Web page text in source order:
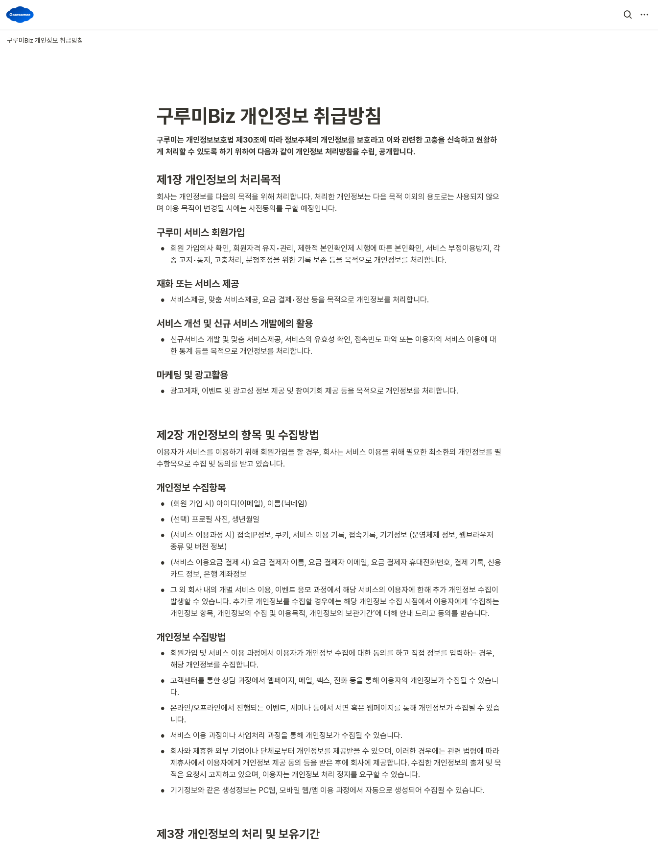
구루미Biz 개인정보 취급방침
구루미Biz 개인정보 취급방침
구루미는 개인정보보호법 제30조에 따라 정보주체의 개인정보를 보호라고 이와 관련한 고충을 신속하고 원활하
게 처리할 수 있도록 하기 위하여 다음과 같이 개인정보 처리방침을 수립, 공개합니다.
제1장 개인정보의 처리목적
회사는 개인정보를 다음의 목적을 위해 처리합니다. 처리한 개인정보는 다음 목적 이외의 용도로는 사용되지 않으
며 이용 목적이 변경될 시에는 사전동의를 구할 예정입니다.
구루미 서비스 회원가입
•
회원 가입의사 확인, 회원자격 유지•관리, 제한적 본인확인제 시행에 따른 본인확인, 서비스 부정이용방지, 각
종 고지•통지, 고충처리, 분쟁조정을 위한 기록 보존 등을 목적으로 개인정보를 처리합니다.
재화 또는 서비스 제공
• 서비스제공, 맞춤 서비스제공, 요금 결제•정산 등을 목적으로 개인정보를 처리합니다.
서비스 개선 및 신규 서비스 개발에의 활용
•
신규서비스 개발 및 맞춤 서비스제공, 서비스의 유효성 확인, 접속빈도 파악 또는 이용자의 서비스 이용에 대
한 통계 등을 목적으로 개인정보를 처리합니다.
마케팅 및 광고활용
• 광고게재, 이벤트 및 광고성 정보 제공 및 참여기회 제공 등을 목적으로 개인정보를 처리합니다.
제2장 개인정보의 항목 및 수집방법
이용자가 서비스를 이용하기 위해 회원가입을 할 경우, 회사는 서비스 이용을 위해 필요한 최소한의 개인정보를 필
수항목으로 수집 및 동의를 받고 있습니다.
개인정보 수집항목
• (회원 가입 시) 아이디(이메일), 이름(닉네임)
• (선택) 프로필 사진, 생년월일
•
(서비스 이용과정 시) 접속IP정보, 쿠키, 서비스 이용 기록, 접속기록, 기기정보 (운영체제 정보, 웹브라우저
종류 및 버전 정보)
•
(서비스 이용요금 결제 시) 요금 결제자 이름, 요금 결제자 이메일, 요금 결제자 휴대전화번호, 결제 기록, 신용
카드 정보, 은행 계좌정보
•
그 외 회사 내의 개별 서비스 이용, 이벤트 응모 과정에서 해당 서비스의 이용자에 한해 추가 개인정보 수집이
발생할 수 있습니다. 추가로 개인정보를 수집할 경우에는 해당 개인정보 수집 시점에서 이용자에게 ‘수집하는
개인정보 항목, 개인정보의 수집 및 이용목적, 개인정보의 보관기간’에 대해 안내 드리고 동의를 받습니다.
개인정보 수집방법
•
회원가입 및 서비스 이용 과정에서 이용자가 개인정보 수집에 대한 동의를 하고 직접 정보를 입력하는 경우,
해당 개인정보를 수집합니다.
•
고객센터를 통한 상담 과정에서 웹페이지, 메일, 팩스, 전화 등을 통해 이용자의 개인정보가 수집될 수 있습니
다.
•
온라인/오프라인에서 진행되는 이벤트, 세미나 등에서 서면 혹은 웹페이지를 통해 개인정보가 수집될 수 있습
니다.
• 서비스 이용 과정이나 사업처리 과정을 통해 개인정보가 수집될 수 있습니다.
•
회사와 제휴한 외부 기업이나 단체로부터 개인정보를 제공받을 수 있으며, 이러한 경우에는 관련 법령에 따라
제휴사에서 이용자에게 개인정보 제공 동의 등을 받은 후에 회사에 제공합니다. 수집한 개인정보의 출처 및 목
적은 요청시 고지하고 있으며, 이용자는 개인정보 처리 정지를 요구할 수 있습니다.
• 기기정보와 같은 생성정보는 PC웹, 모바일 웹/앱 이용 과정에서 자동으로 생성되어 수집될 수 있습니다.
제3장 개인정보의 처리 및 보유기간